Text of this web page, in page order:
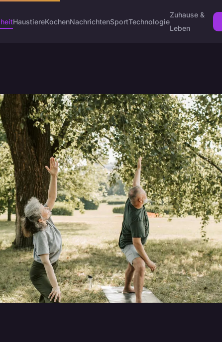
HaustiereKochenNachrichtenSportTechnologie
Zuhause &
Leben